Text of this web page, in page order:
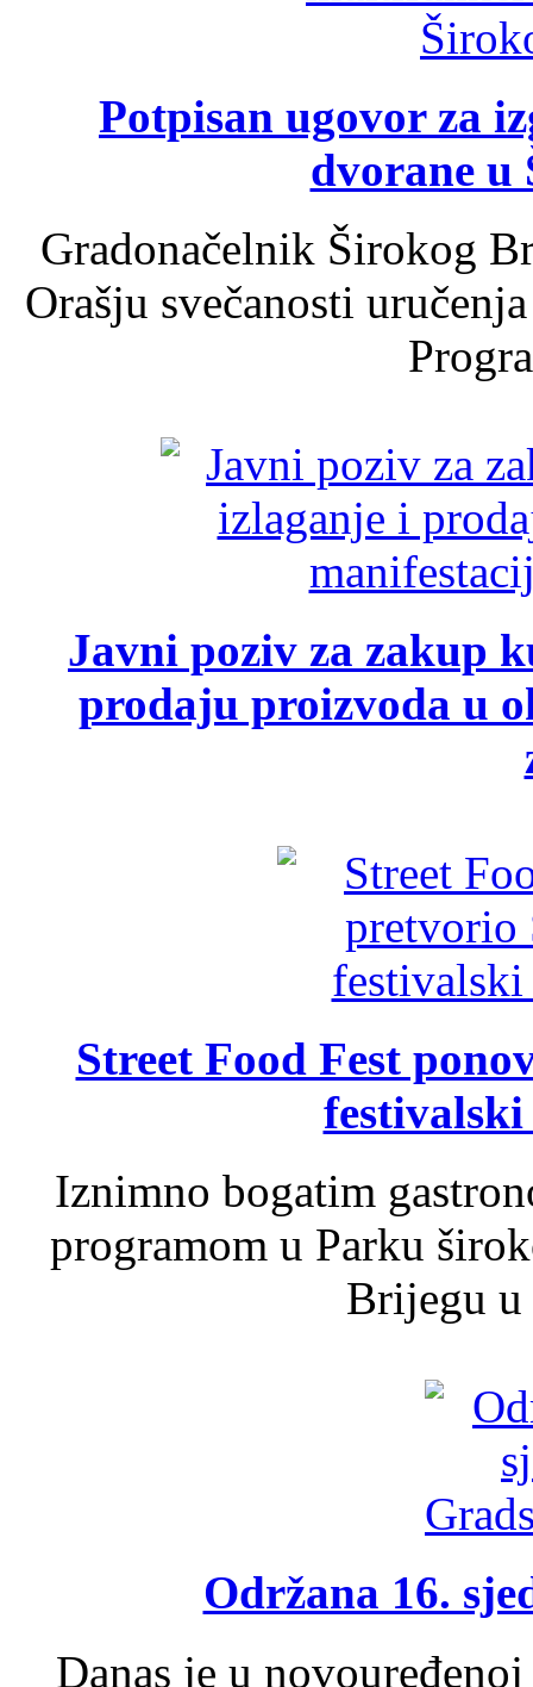
Potpisan ugovor za
dvorane u
Gradonačelnik Širokog
Orašju svečanosti
Javni poziv za zakup
prodaju proizvoda u
Street Food Fest
Iznimno bogatim
programom u Parku
Brijegu u
Održana 16.
Danas je u